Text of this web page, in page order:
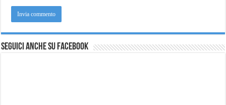
Seguici anche su Facebook